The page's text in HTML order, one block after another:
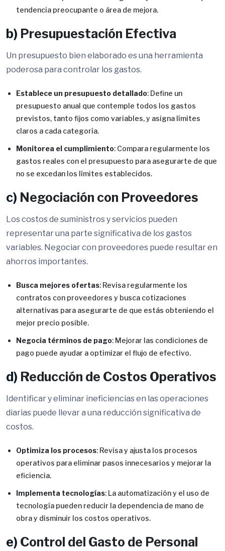
tendencia preocupante o área de mejora.
b) Presupuestación Efectiva
Un presupuesto bien elaborado es una herramienta
poderosa para controlar los gastos.
Establece un presupuesto detallado: Define un
presupuesto anual que contemple todos los gastos
previstos, tanto fijos como variables, y asigna límites
claros a cada categoría.
Monitorea el cumplimiento: Compara regularmente los
gastos reales con el presupuesto para asegurarte de que
no se excedan los límites establecidos.
c) Negociación con Proveedores
Los costos de suministros y servicios pueden
representar una parte significativa de los gastos
variables. Negociar con proveedores puede resultar en
ahorros importantes.
Busca mejores ofertas: Revisa regularmente los
contratos con proveedores y busca cotizaciones
alternativas para asegurarte de que estás obteniendo el
mejor precio posible.
Negocia términos de pago: Mejorar las condiciones de
pago puede ayudar a optimizar el flujo de efectivo.
d) Reducción de Costos Operativos
Identificar y eliminar ineficiencias en las operaciones
diarias puede llevar a una reducción significativa de
costos.
Optimiza los procesos: Revisa y ajusta los procesos
operativos para eliminar pasos innecesarios y mejorar la
eficiencia.
Implementa tecnologías: La automatización y el uso de
tecnología pueden reducir la dependencia de mano de
obra y disminuir los costos operativos.
e) Control del Gasto de Personal